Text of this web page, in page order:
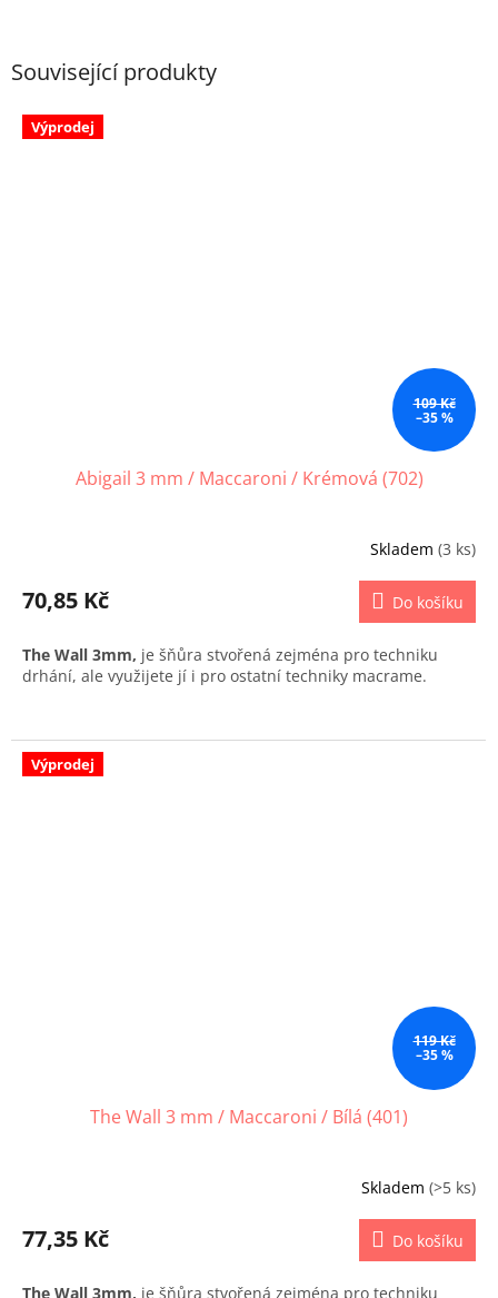
Související produkty
Výprodej
109 Kč
–35 %
Abigail 3 mm / Maccaroni / Krémová (702)
Skladem (3 ks)
70,85 Kč Do košíku
The Wall 3mm, je šňůra stvořená zejména pro techniku
drhání, ale využijete jí i pro ostatní techniky macrame.
Výprodej
119 Kč
–35 %
The Wall 3 mm / Maccaroni / Bílá (401)
Skladem (>5 ks)
77,35 Kč Do košíku
The Wall 3mm, je šňůra stvořená zejména pro techniku